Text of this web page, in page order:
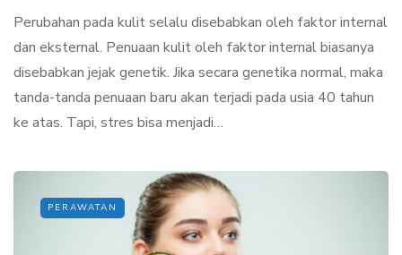
Perubahan pada kulit selalu disebabkan oleh faktor internal
dan eksternal. Penuaan kulit oleh faktor internal biasanya
disebabkan jejak genetik. Jika secara genetika normal, maka
tanda-tanda penuaan baru akan terjadi pada usia 40 tahun
ke atas. Tapi, stres bisa menjadi…
PERAWATAN